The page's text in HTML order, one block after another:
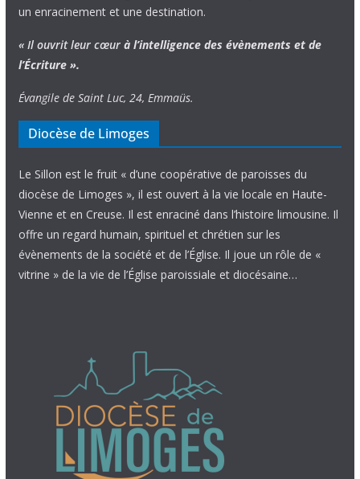
un enracinement et une destination.
« Il ouvrit leur cœur à l’intelligence des évènements et de
l’Écriture ».
Évangile de Saint Luc, 24, Emmaüs.
Diocèse de Limoges
Le Sillon est le fruit « d’une coopérative de paroisses du
diocèse de Limoges », il est ouvert à la vie locale en Haute-
Vienne et en Creuse. Il est enraciné dans l’histoire limousine. Il
offre un regard humain, spirituel et chrétien sur les
évènements de la société et de l’Église. Il joue un rôle de «
vitrine » de la vie de l’Église paroissiale et diocésaine…